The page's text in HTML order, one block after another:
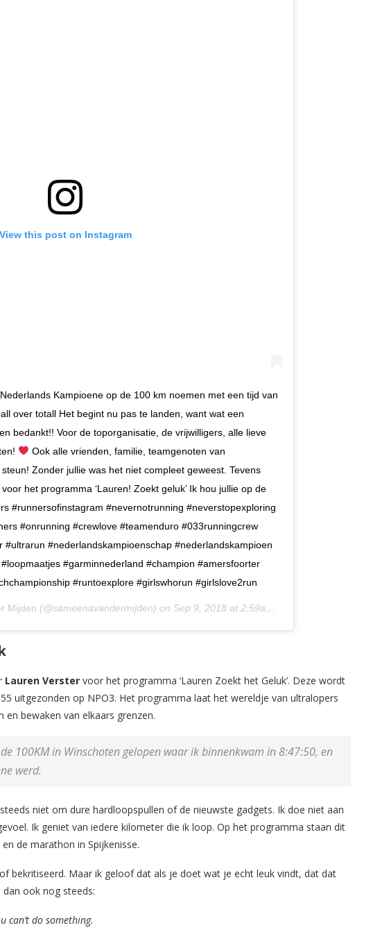
View this post on Instagram
Kampioene op de 100 km noemen met een tijd van
over totall Het begint nu pas te landen, want wat een
bedankt!! Voor de toporganisatie, de vrijwilligers, alle lieve
Ook alle vrienden, familie, teamgenoten van
Zonder jullie was het niet compleet geweest. Tevens
het programma ‘Lauren! Zoekt geluk’ Ik hou jullie op de
#runnersofinstagram #nevernotrunning #neverstopexploring
#onrunning #crewlove #teamenduro #033runningcrew
#nederlandskampioenschap #nederlandskampioen
#garminnederland #champion #amersfoorter
#runtoexplore #girlswhorun #girlslove2run
Mijden (@sameenavandermijden) on Sep 9, 2018 at 2:59am PDT
Lauren Verster voor het programma ‘Lauren Zoekt het Geluk’. Deze wordt
uitgezonden op NPO3. Het programma laat het wereldje van ultralopers
en bewaken van elkaars grenzen.
100KM in Winschoten gelopen waar ik binnenkwam in 8:47:50, en
werd.
niet om dure hardloopspullen of de nieuwste gadgets. Ik doe niet aan
Ik geniet van iedere kilometer die ik loop. Op het programma staan dit
de marathon in Spijkenisse.
bekritiseerd. Maar ik geloof dat als je doet wat je echt leuk vindt, dat dat
ook nog steeds:
can’t do something.